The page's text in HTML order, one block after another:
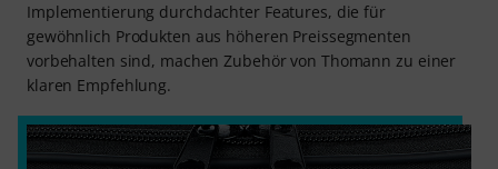
Implementierung durchdachter Features, die für
gewöhnlich Produkten aus höheren Preissegmenten
vorbehalten sind, machen Zubehör von Thomann zu einer
klaren Empfehlung.